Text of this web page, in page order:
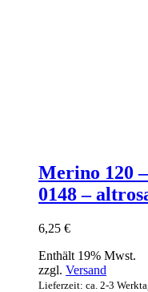
Merino 120
0148 –
6,25 €
Enthält 19% Mwst.
zzgl. Versand
Lieferzeit: ca. 2-3